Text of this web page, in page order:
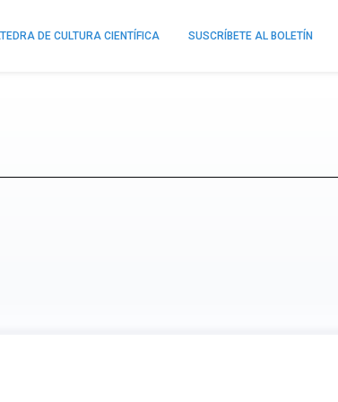
DE CULTURA CIENTÍFICA SUSCRÍBETE AL BOLETÍN